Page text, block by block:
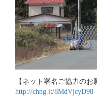
【ネット署名ご協力のお
http://chng.it/8MdVjcyD98